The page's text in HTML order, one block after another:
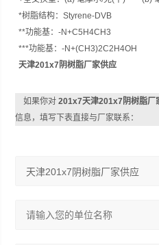
*树脂结构：Styrene-DVB
**功能基：-N+C5H4CH3
***功能基：-N+(CH3)2C2H4OH
天津201x7阴树脂厂家供应
如果你对201x7天津201x7阴树脂厂
信息，填写下表直接与厂家联系：